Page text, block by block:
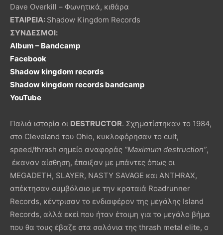
Dave Overkill – Φωνητικά, κιθάρα
ΕΤΑΙΡΕΙΑ: Shadow Kingdom Records
ΣΥΝΔΕΣΜΟΙ:
Album – Bandcamp
Facebook
Shadow kingdom records
Shadow kingdom records bandcamp
YouTube
Παλιά ιστορία οι DESTRUCTOR. Σχηματίστηκαν το 1984,
στο Cleveland του Ohio, κυκλοφόρησαν το cult,
speed/thrash σημείο αναφοράς “Maximum destruction”,
έκαναν αίσθηση, έπαιξαν με μπάντες όπως οι
MEGADETH, SLAYER, NASTY SAVAGE και ANTHRAX,
απέκτησαν συμβόλαιο με την κραταιά Roadrunner
Records, κέντρισαν το ενδιαφέρον της μεγάλης Island
Records, αλλά εκεί που ήταν έτοιμη για το μεγάλο βήμα
που θα τους έβαζε στα σαλόνια της thrash metal elite, ο